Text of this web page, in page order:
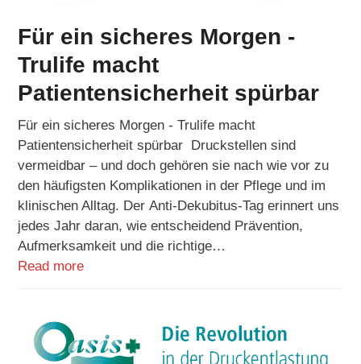
Für ein sicheres Morgen -
Trulife macht
Patientensicherheit spürbar
Für ein sicheres Morgen - Trulife macht
Patientensicherheit spürbar Druckstellen sind
vermeidbar – und doch gehören sie nach wie vor zu
den häufigsten Komplikationen in der Pflege und im
klinischen Alltag. Der Anti-Dekubitus-Tag erinnert uns
jedes Jahr daran, wie entscheidend Prävention,
Aufmerksamkeit und die richtige…
Read more